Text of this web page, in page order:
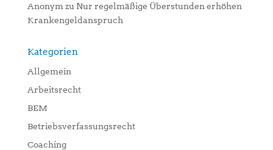
Anonym zu Nur regelmäßige Überstunden erhöhen
Krankengeldanspruch
Kategorien
Allgemein
Arbeitsrecht
BEM
Betriebsverfassungsrecht
Coaching